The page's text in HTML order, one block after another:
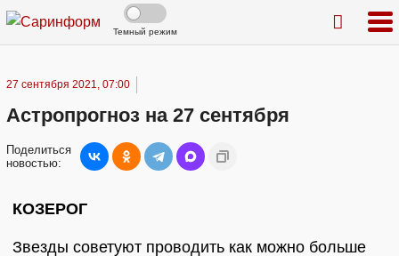
Темный режим
27 сентября 2021, 07:00
Астропрогноз на 27 сентября
Поделиться
новостью:
КОЗЕРОГ
Звезды советуют проводить как можно больше